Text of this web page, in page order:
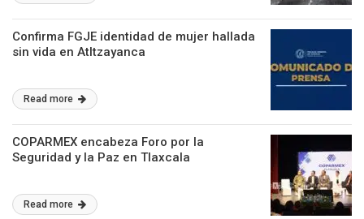
Confirma FGJE identidad de mujer hallada
sin vida en Atltzayanca
Read more
COPARMEX encabeza Foro por la
Seguridad y la Paz en Tlaxcala
Read more